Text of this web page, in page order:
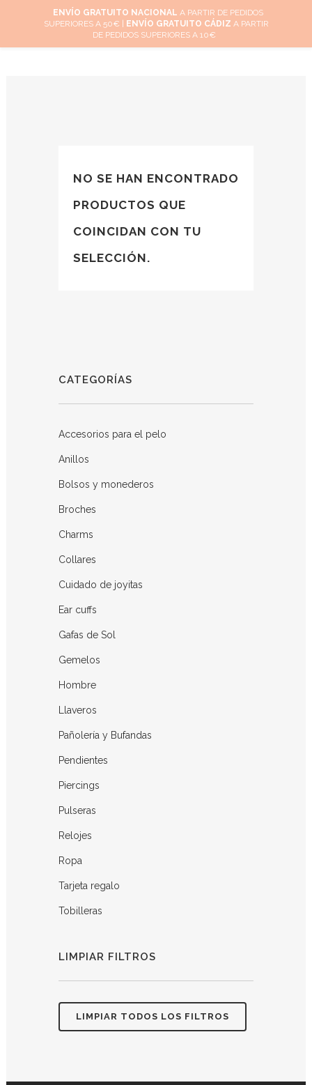
NO SE HAN ENCONTRADO
PRODUCTOS QUE
COINCIDAN CON TU
SELECCIÓN.
CATEGORÍAS
Accesorios para el pelo
Anillos
Bolsos y monederos
Broches
Charms
Collares
Cuidado de joyitas
Ear cuffs
Gafas de Sol
Gemelos
Hombre
Llaveros
Pañolería y Bufandas
Pendientes
Piercings
Pulseras
Relojes
Ropa
Tarjeta regalo
Tobilleras
LIMPIAR FILTROS
LIMPIAR TODOS LOS FILTROS
ENVÍO GRATUITO NACIONAL A PARTIR DE PEDIDOS
SUPERIORES A 50€ |
ENVÍO GRATUITO CÁDIZ A PARTIR
DE PEDIDOS SUPERIORES A 10€